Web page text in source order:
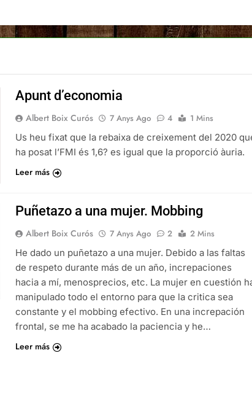
Apunt d’economia
Albert Boix Curós 7 Anys Ago 4
1 Mins
Us heu fixat que la rebaixa de creixement del 2020
ha posat l’FMI és 1,6? es igual que la proporció àuria.
Leer más
Puñetazo a una mujer. Mobbing
Albert Boix Curós 7 Anys Ago 2
2 Mins
He dado un puñetazo a una mujer. Debido a las faltas
de respeto durante más de un año, increpaciones
hacia a mí, menosprecios, etc. La mujer en cuestión
manipulado todo el entorno para que la critica sea
constante y el mobbing efectivo. En una increpación
frontal, se me ha acabado la paciencia y he…
Leer más